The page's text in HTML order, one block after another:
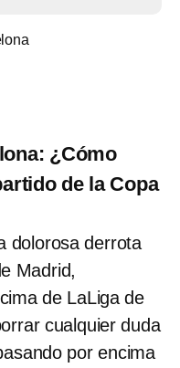
¿Cómo
de la Copa
dolorosa derrota
Madrid,
de LaLiga de
cualquier duda
por encima